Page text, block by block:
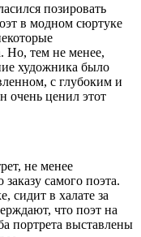
позировать
в модном сюртуке
Но, тем не менее,
художника было
с глубоким и
очень ценил этот
не менее
самого поэта.
сидит в халате за
что поэт на
портрета выставлены